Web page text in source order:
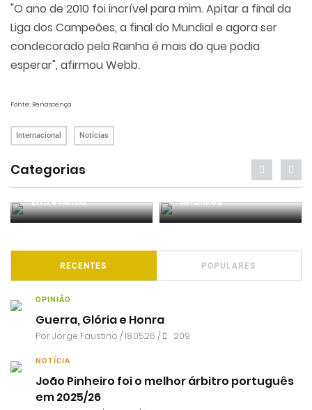
"O ano de 2010 foi incrível para mim. Apitar a final da
Liga dos Campeões, a final do Mundial e agora ser
condecorado pela Rainha é mais do que podia
esperar", afirmou Webb.
Fonte: Renascença
Internacional Notícias
Categorias
Entrevistas Análises
RECENTES POPULARES
OPINIÃO
Guerra, Glória e Honra
PorJorge Faustino / 18.05.26 / 209
NOTÍCIA
João Pinheiro foi o melhor árbitro português
em 2025/26